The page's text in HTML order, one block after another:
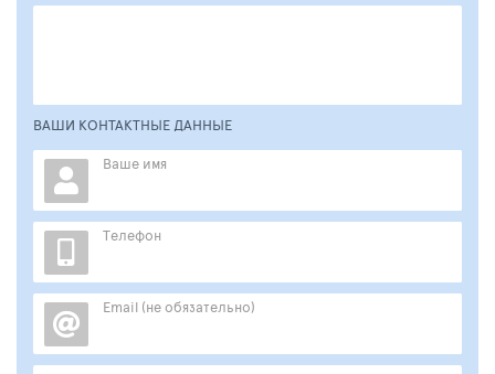
ВАШИ КОНТАКТНЫЕ ДАННЫЕ
Ваше имя
Телефон
Email (не обязательно)